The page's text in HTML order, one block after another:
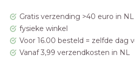
Gratis verzending >40 euro in NL
fysieke winkel
Voor 16.00 besteld = zelfde dag
Vanaf 3,99 verzendkosten in NL